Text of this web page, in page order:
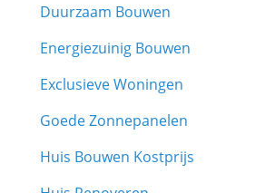
Duurzaam Bouwen
Energiezuinig Bouwen
Exclusieve Woningen
Goede Zonnepanelen
Huis Bouwen Kostprijs